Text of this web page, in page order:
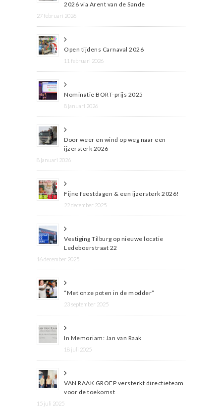
2026 via Arent van de Sande
27 februari 2026
Open tijdens Carnaval 2026
11 februari 2026
Nominatie BORT-prijs 2025
8 januari 2026
Door weer en wind op weg naar een
ijzersterk 2026
8 januari 2026
Fijne feestdagen & een ijzersterk 2026!
22 december 2025
Vestiging Tilburg op nieuwe locatie
Ledeboerstraat 22
16 december 2025
“Met onze poten in de modder”
23 september 2025
In Memoriam: Jan van Raak
18 juli 2025
VAN RAAK GROEP versterkt directieteam
voor de toekomst
15 juli 2025